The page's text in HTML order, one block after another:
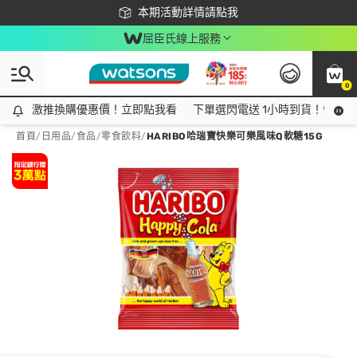
本期活動詳情請點我
下載app最高回饋$350
屈臣氏線上服務
0
激推換購優惠價！立即點我看
激推換購優惠價！立即點我看 下單選閃電送 1小時到貨！領神
首頁/ 日用品/食品/零食飲料/HARIBO哈瑞寶快樂可樂風味Q軟糖15G